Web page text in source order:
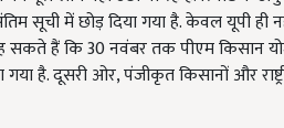
सूची में छोड़ दिया गया है. केवल यूपी ही
सकते हैं कि 30 नवंबर तक पीएम किसान
है. दूसरी ओर, पंजीकृत किसानों और